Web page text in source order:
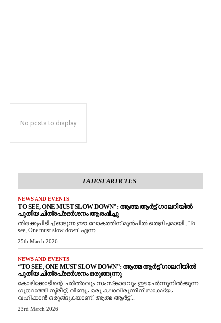
No posts to display
LATEST ARTICLES
NEWS AND EVENTS
TO SEE, ONE MUST SLOW DOWN”: ആത്മ ആർട്ട് ഗാലറിയിൽ
പുതിയ ചിത്രപ്രദർശനം ആരംഭിച്ചു
തിരക്കുപിടിച്ച് ഓടുന്ന ഈ ലോകത്തിന് മുൻപിൽ തെളിച്ചമായി , 'To
see, One must slow down' എന്ന...
25th March 2026
NEWS AND EVENTS
“TO SEE, ONE MUST SLOW DOWN”: ആത്മ ആർട്ട് ഗാലറിയിൽ
പുതിയ ചിത്രപ്രദർശനം ഒരുങ്ങുന്നു
കോഴിക്കോടിന്റെ ചരിത്രവും സംസ്‌കാരവും ഇഴചേർന്നുനിൽക്കുന്ന
ഗുജറാത്തി സ്ട്രീറ്റ്, വീണ്ടും ഒരു കലാവിരുന്നിന് സാക്ഷ്യം
വഹിക്കാൻ ഒരുങ്ങുകയാണ്. ആത്മ ആർട്ട്...
23rd March 2026